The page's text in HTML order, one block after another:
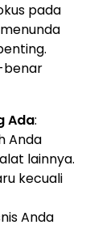
pada
benar
Ada:
Anda
lainnya.
kecuali
Anda